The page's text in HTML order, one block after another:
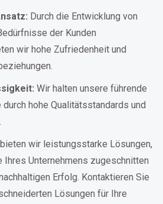
Durch die Entwicklung von
der Kunden
wir hohe Zufriedenheit und
Wir halten unsere führende
hohe Qualitätsstandards und
wir leistungsstarke Lösungen,
Unternehmens zugeschnitten
Erfolg. Kontaktieren Sie
Lösungen für Ihre